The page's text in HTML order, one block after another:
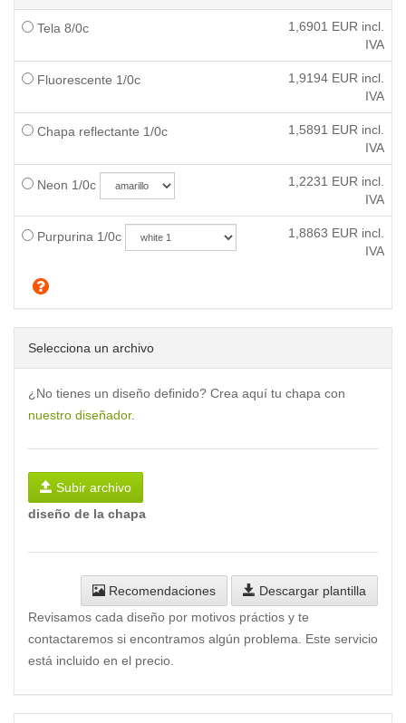
Tela 8/0c 1,6901 EUR incl.
IVA
Fluorescente 1/0c 1,9194 EUR incl.
IVA
Chapa reflectante 1/0c 1,5891 EUR incl.
IVA
Neon 1/0c 1,2231 EUR incl.
IVA
Purpurina 1/0c 1,8863 EUR incl.
IVA
Selecciona un archivo
¿No tienes un diseño definido? Crea aquí tu chapa con
nuestro diseñador.
Subir archivo
diseño de la chapa
Recomendaciones
Descargar plantilla
Revisamos cada diseño por motivos práctios y te
contactaremos si encontramos algún problema. Este servicio
está incluido en el precio.